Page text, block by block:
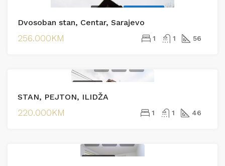
Dvosoban stan, Centar, Sarajevo
256.000KM 1 1 56
EKSKLUZIVNO
STAN, PEJTON, ILIDŽA
220.000KM 1 1 46